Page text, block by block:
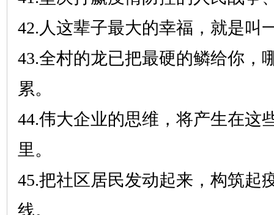
42.人这辈子最大的幸福，就是叫
43.全村的龙已把最硬的鳞给你，
累。
44.伟大企业的思维，将产生在这
里。
45.把社区居民发动起来，构筑起
线。